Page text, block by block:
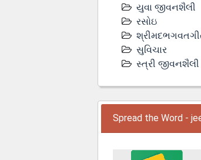
યુવા જીવનશૈલી
રસોઇ
સુવિચાર
સ્ત્રી જીવનશૈલી
Spread the Word -